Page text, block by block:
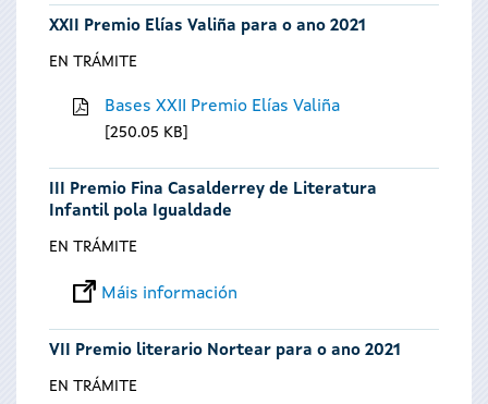
XXII Premio Elías Valiña para o ano 2021
EN TRÁMITE
Bases XXII Premio Elías Valiña
250.05 KB
III Premio Fina Casalderrey de Literatura
Infantil pola Igualdade
EN TRÁMITE
Máis información
VII Premio literario Nortear para o ano 2021
EN TRÁMITE